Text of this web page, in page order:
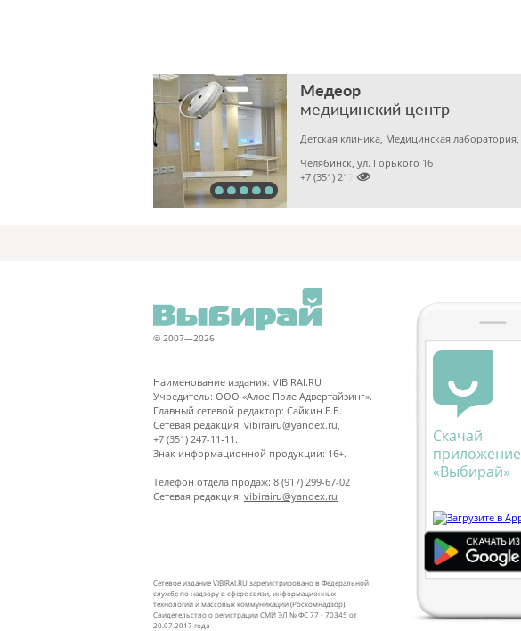
Медеор
медицинский центр
Челябинск, ул. Горького 16

+7 (351) 2172376
© 2007—2026
Наименование издания: VIBIRAI.RU
Учредитель: ООО «Алое Поле Адвертайзинг».
Главный сетевой редактор: Сайкин Е.Б.
Сетевая редакция: vibirairu@yandex.ru
+7 (351) 247-11-11.
Знак информационной продукции: 16+.
Телефон отдела продаж: 8 (917) 299-67-02
Сетевая редакция: vibirairu@yandex.ru
Сетевое издание VIBIRAI.RU зарегистрировано в Федеральной
службе по надзору в сфере связи, информационных
технологий и массовых коммуникаций (Роскомнадзор).
Свидетельство о регистрации СМИ ЭЛ № ФС 77 - 70345 от
20.07.2017 года
Скачай
приложение
«Выбирай»